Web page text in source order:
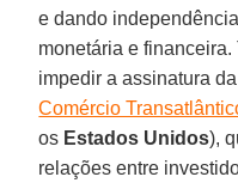
e dando
monetária e
impedir a assinatura
Comércio
os Estados Unidos),
relações entre